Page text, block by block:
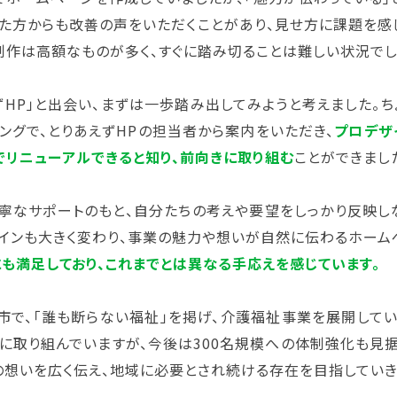
方からも改善の声をいただくことがあり、見せ方に課題を感
は高額なものが多く、すぐに踏み切ることは難しい状況でし
HP」と出会い、まずは一歩踏み出してみようと考えました。
グで、とりあえずHPの担当者から案内をいただき、プロデザ
ニューアルできると知り、前向きに取り組むことができまし
なサポートのもと、自分たちの考えや要望をしっかり反映
ンも大きく変わり、事業の魅力や想いが自然に伝わるホー
満足しており、これまでとは異なる手応えを感じています。
、「誰も断らない福祉」を掲げ、介護福祉事業を展開して
取り組んでいますが、今後は300名規模への体制強化も見
いを広く伝え、地域に必要とされ続ける存在を目指していき